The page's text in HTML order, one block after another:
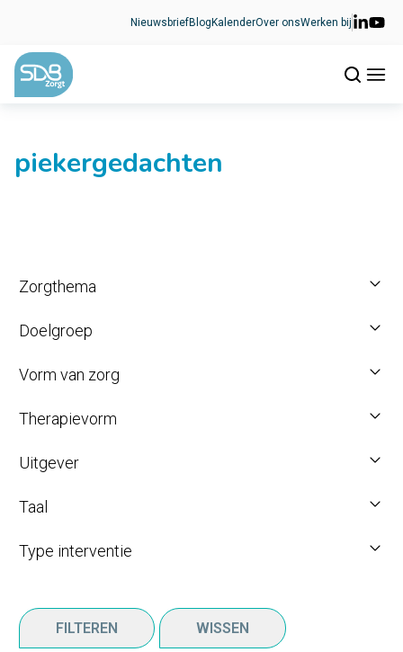
NieuwsbriefBlog KalenderOver onsWerken bij
piekergedachten
Zorgthema
Doelgroep
Vorm van zorg
Therapievorm
Uitgever
Taal
Type interventie
FILTEREN WISSEN